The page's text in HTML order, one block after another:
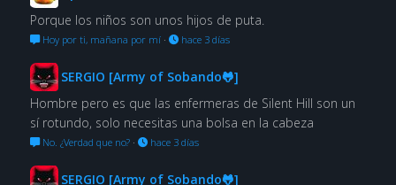
Porque los niños son unos hijos de puta.
Hoy por ti, mañana por mí· hace 3 días
SERGIO [Army of Sobando🐸]
Hombre pero es que las enfermeras de Silent Hill son un
sí rotundo, solo necesitas una bolsa en la cabeza
No. ¿Verdad que no?· hace 3 días
SERGIO [Army of Sobando🐸]